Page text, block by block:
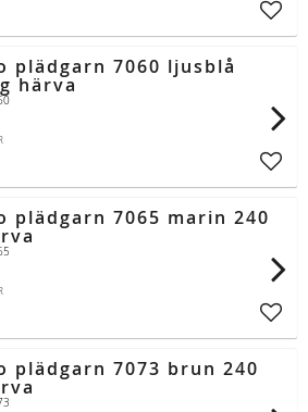
plädgarn 7060 ljusblå
härva
plädgarn 7065 marin 240
plädgarn 7073 brun 240